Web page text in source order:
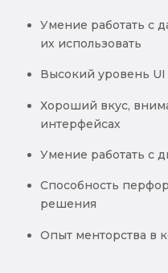
Умение работать с
их использовать
Высокий уровень
Хороший вкус,
интерфейсах
Умение работать с
Способность
решения
Опыт менторства в